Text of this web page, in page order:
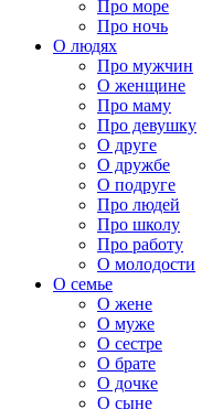
Про море
Про ночь
О людях
Про мужчин
О женщине
Про маму
Про девушку
О друге
О дружбе
О подруге
Про людей
Про школу
Про работу
О молодости
О семье
О жене
О муже
О сестре
О брате
О дочке
О сыне